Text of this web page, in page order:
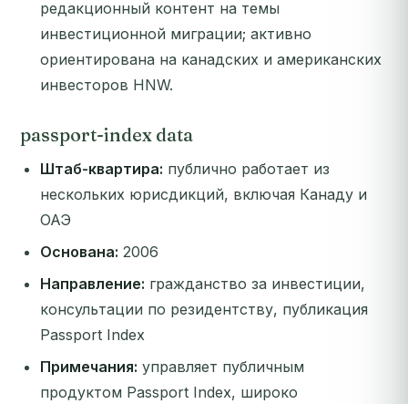
редакционный контент на темы
инвестиционной миграции; активно
ориентирована на канадских и американских
инвесторов HNW.
passport-index data
Штаб-квартира: публично работает из
нескольких юрисдикций, включая Канаду и
ОАЭ
Основана: 2006
Направление: гражданство за инвестиции,
консультации по резидентству, публикация
Passport Index
Примечания: управляет публичным
продуктом Passport Index, широко